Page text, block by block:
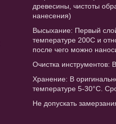
древесины, чистоты
нанесения)
Высыхание: Первый
температуре 200C и
после чего можно
Очистка
Хранение: В
температуре 5-30°C.
Не допускать